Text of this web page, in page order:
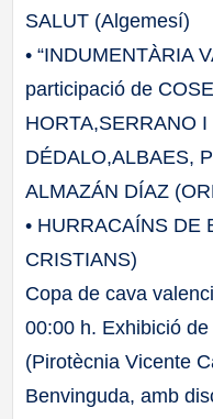
SALUT (Algemesí)
• “INDUMENTÀRIA
participació de
HORTA,SERRANO I
DÉDALO,ALBAES,
ALMAZÁN DÍAZ
• HURRACAÍNS DE
CRISTIANS)
Copa de cava
00:00 h. Exhibició de
(Pirotècnia Vicente
Benvinguda, amb